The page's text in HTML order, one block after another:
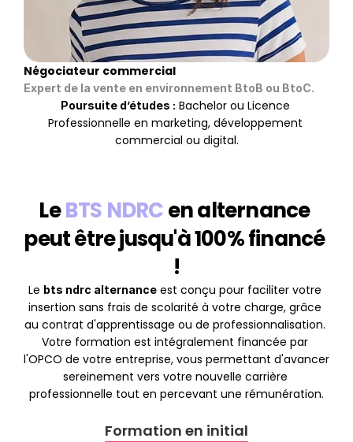
Négociateur commercial
Expert de la vente en environnement BtoB ou BtoC.
Poursuite d’études : Bachelor ou Licence
Professionnelle en marketing, développement
commercial ou digital.
Le BTS NDRC en alternance
peut être jusqu'à 100% financé
!
Le bts ndrc alternance est conçu pour faciliter votre
insertion sans frais de scolarité à votre charge, grâce
au contrat d'apprentissage ou de professionnalisation.
Votre formation est intégralement financée par
l'OPCO de votre entreprise, vous permettant d'avancer
sereinement vers votre nouvelle carrière
professionnelle tout en percevant une rémunération.
Formation en initial